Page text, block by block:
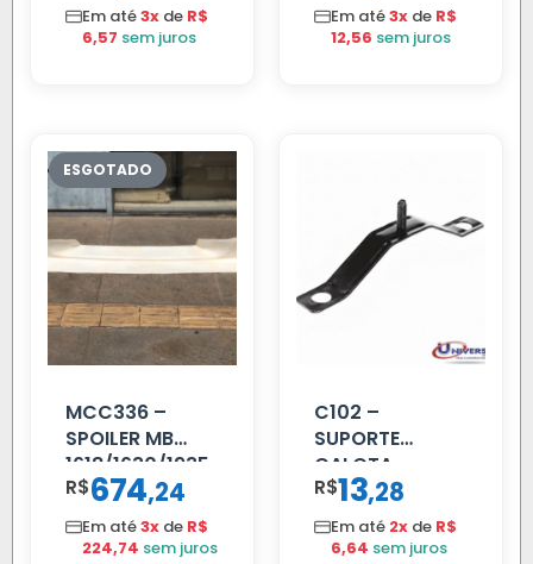
Em até3x de R$
6,57 sem juros
Em até3x de R$
12,56 sem juros
MCC336 –
SPOILER MB
1618/1630/1935
04 FAR
C/BIGOD
R$674,24
Em até3x de R$
224,74 sem juros
C102 –
SUPORTE
CALOTA
DIANTEIRA
RODA 10 FUROS
R$13,28
Em até 2x de R$
6,64 sem juros